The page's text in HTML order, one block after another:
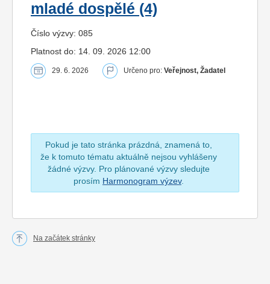
mladé dospělé (4)
Číslo výzvy: 085
Platnost do: 14. 09. 2026 12:00
29. 6. 2026 Určeno pro: Veřejnost, Žadatel
Pokud je tato stránka prázdná, znamená to,
že k tomuto tématu aktuálně nejsou vyhlášeny
žádné výzvy. Pro plánované výzvy sledujte
prosím Harmonogram výzev.
Na začátek stránky